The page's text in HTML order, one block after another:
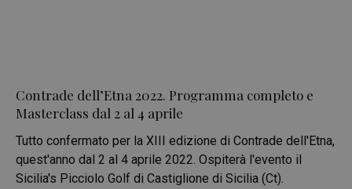
Contrade dell’Etna 2022. Programma completo e
Masterclass dal 2 al 4 aprile
Tutto confermato per la XIII edizione di Contrade dell'Etna,
quest'anno dal 2 al 4 aprile 2022. Ospiterà l'evento il
Sicilia's Picciolo Golf di Castiglione di Sicilia (Ct).